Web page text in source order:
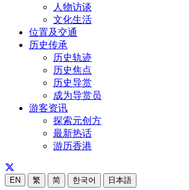
人物访谈
文化生活
位置及交通
历史传承
历史轨迹
历史焦点
历史导赏
成为导赏员
游客资讯
探索元创方
最新热话
游历香港
EN 繁 简 한국어 日本語